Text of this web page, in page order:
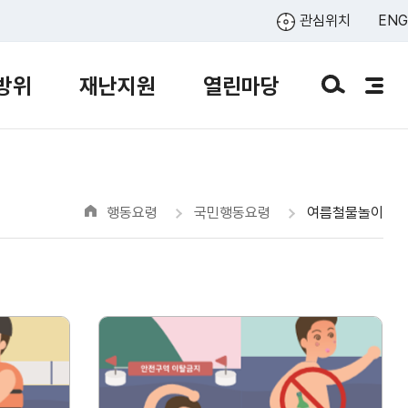
관심위치 ENG
위 재난지원 열린마당
행동요령 국민행동요령 여름철물놀이